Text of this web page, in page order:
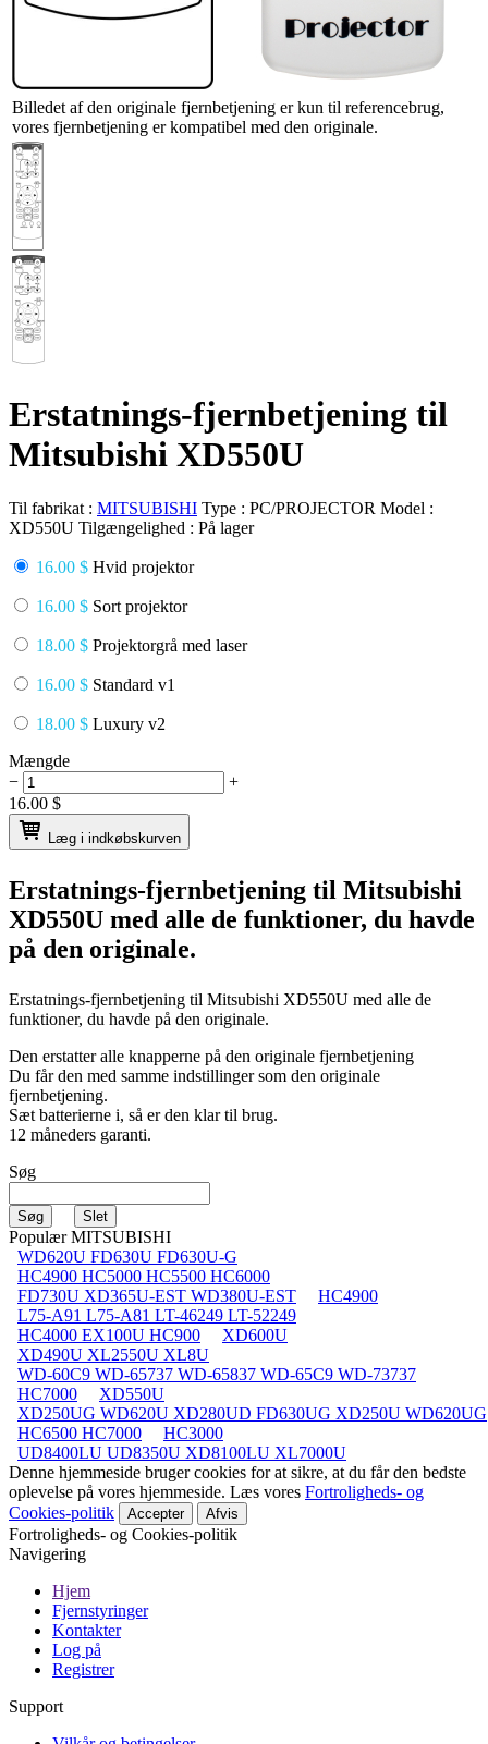
Billedet af den originale fjernbetjening er kun til referencebrug,
vores fjernbetjening er kompatibel med den originale.
Erstatnings-fjernbetjening til
Mitsubishi XD550U
Til fabrikat : MITSUBISHI Type : PC/PROJECTOR Model :
XD550U Tilgængelighed : På lager
16.00 $ Hvid projektor
16.00 $ Sort projektor
18.00 $ Projektorgrå med laser
16.00 $ Standard v1
18.00 $ Luxury v2
Mængde
−
+
16.00 $
Læg i indkøbskurven
Erstatnings-fjernbetjening til Mitsubishi
XD550U med alle de funktioner, du havde
på den originale.
Erstatnings-fjernbetjening til Mitsubishi XD550U med alle de
funktioner, du havde på den originale.
Den erstatter alle knapperne på den originale fjernbetjening
Du får den med samme indstillinger som den originale
fjernbetjening.
Sæt batterierne i, så er den klar til brug.
12 måneders garanti.
Søg
Populær MITSUBISHI
WD620U FD630U FD630U-G
HC4900 HC5000 HC5500 HC6000
FD730U XD365U-EST WD380U-EST
HC4900
L75-A91 L75-A81 LT-46249 LT-52249
HC4000 EX100U HC900
XD600U
XD490U XL2550U XL8U
WD-60C9 WD-65737 WD-65837 WD-65C9 WD-73737
HC7000
XD550U
XD250UG WD620U XD280UD FD630UG XD250U WD620UG
HC6500 HC7000
HC3000
UD8400LU UD8350U XD8100LU XL7000U
Denne hjemmeside bruger cookies for at sikre, at du får den bedste
oplevelse på vores hjemmeside. Læs vores Fortroligheds- og
Cookies-politik
Accepter Afvis
Fortroligheds- og Cookies-politik
Navigering
Hjem
Fjernstyringer
Kontakter
Log på
Registrer
Support